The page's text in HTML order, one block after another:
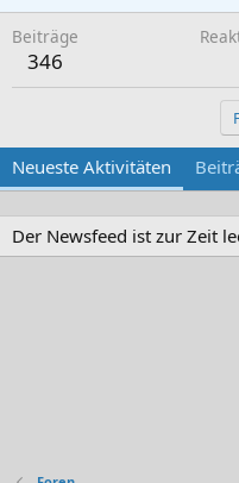
Beiträge
346
Neueste Aktivitäten
Der Newsfeed ist zur Zeit